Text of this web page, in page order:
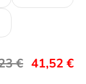
€ 41,52 €